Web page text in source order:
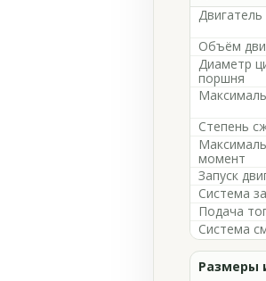
Двигатель
Объём
Диаметр
поршня
Степень
момент
Запуск
Система
Подача
Система
Размеры